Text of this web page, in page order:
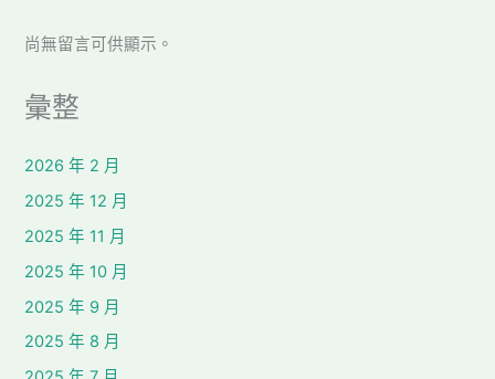
尚無留言可供顯示。
彙整
2026 年 2 月
2025 年 12 月
2025 年 11 月
2025 年 10 月
2025 年 9 月
2025 年 8 月